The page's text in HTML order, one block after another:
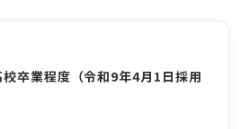
卒業程度（令和9年4月1日採用